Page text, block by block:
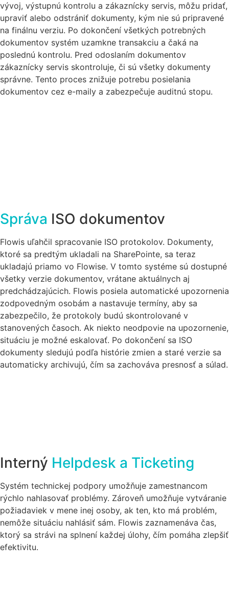
vývoj, výstupnú kontrolu a zákaznícky servis, môžu pridať,
upraviť alebo odstrániť dokumenty, kým nie sú pripravené
na finálnu verziu. Po dokončení všetkých potrebných
dokumentov systém uzamkne transakciu a čaká na
poslednú kontrolu. Pred odoslaním dokumentov
zákaznícky servis skontroluje, či sú všetky dokumenty
správne. Tento proces znižuje potrebu posielania
dokumentov cez e-maily a zabezpečuje auditnú stopu.
Správa ISO dokumentov
Flowis uľahčil spracovanie ISO protokolov. Dokumenty,
ktoré sa predtým ukladali na SharePointe, sa teraz
ukladajú priamo vo Flowise. V tomto systéme sú dostupné
všetky verzie dokumentov, vrátane aktuálnych aj
predchádzajúcich. Flowis posiela automatické upozornenia
zodpovedným osobám a nastavuje termíny, aby sa
zabezpečilo, že protokoly budú skontrolované v
stanovených časoch. Ak niekto neodpovie na upozornenie,
situáciu je možné eskalovať. Po dokončení sa ISO
dokumenty sledujú podľa histórie zmien a staré verzie sa
automaticky archivujú, čím sa zachováva presnosť a súlad.
Interný Helpdesk a Ticketing
Systém technickej podpory umožňuje zamestnancom
rýchlo nahlasovať problémy. Zároveň umožňuje vytváranie
požiadaviek v mene inej osoby, ak ten, kto má problém,
nemôže situáciu nahlásiť sám. Flowis zaznamenáva čas,
ktorý sa strávi na splnení každej úlohy, čím pomáha zlepšiť
efektivitu.